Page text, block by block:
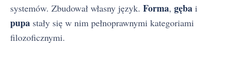
systemów. Zbudował własny język. Forma, gęba i
pupa stały się w nim pełnoprawnymi kategoriami
filozoficznymi.